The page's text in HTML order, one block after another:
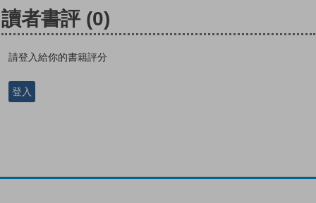
讀者書評 (0)
請登入給你的書籍評分
登入